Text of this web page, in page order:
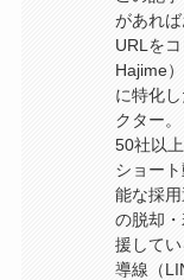
があれ
URLを
Hajime
に特化
クター
50社以
ショー
能な採
の脱却
援して
導線（